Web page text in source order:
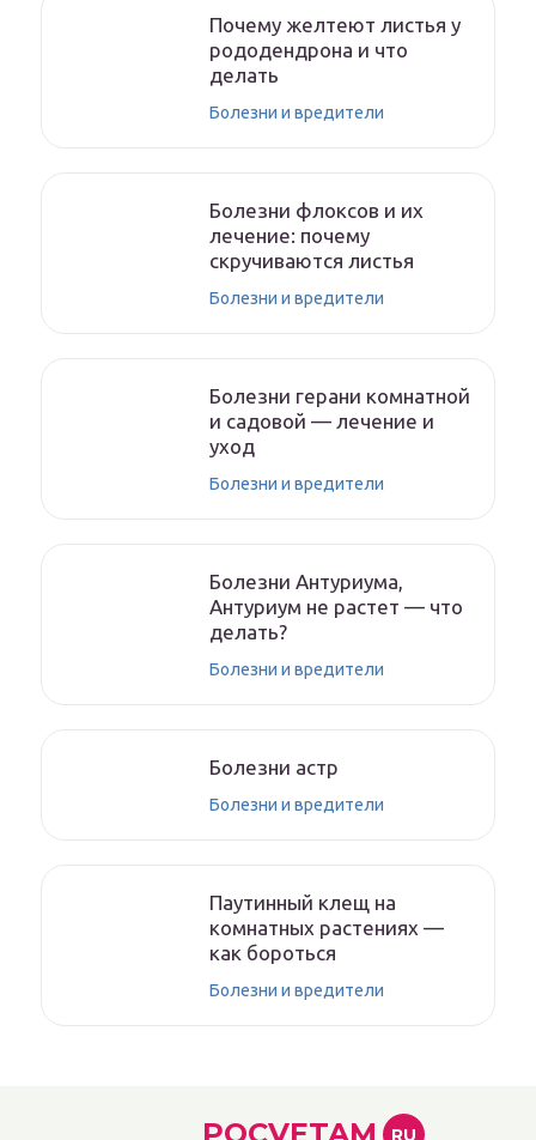
Почему желтеют листья у
рододендрона и что
делать
Болезни и вредители
Болезни флоксов и их
лечение: почему
скручиваются листья
Болезни и вредители
Болезни герани комнатной
и садовой — лечение и
уход
Болезни и вредители
Болезни Антуриума,
Антуриум не растет — что
делать?
Болезни и вредители
Болезни астр
Болезни и вредители
Паутинный клещ на
комнатных растениях —
как бороться
Болезни и вредители
RU